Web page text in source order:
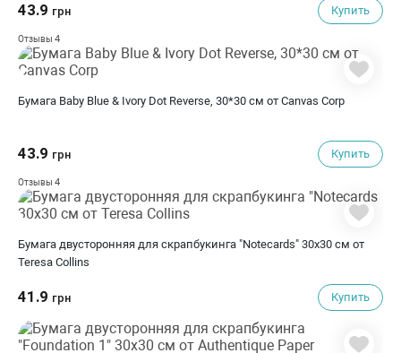
43.9 грн Купить
Отзывы 4
Бумага Baby Blue & Ivory Dot Reverse, 30*30 см от Canvas Corp
43.9 грн Купить
Отзывы 4
Бумага двусторонняя для скрапбукинга "Notecards" 30х30 см от
Teresa Collins
41.9 грн Купить